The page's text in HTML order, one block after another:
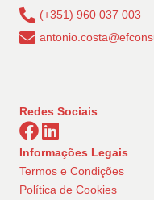
(+351) 960 037 003
Redes Sociais
Informações Legais
Termos e Condições
Política de Cookies